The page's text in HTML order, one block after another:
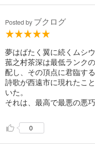
ムシウタ 14.
726円 (税込)
あらすじを表
ムシウタ 15.
Posted by ブクログ
夢はばたく翼に続くムシウ
菰之村茶深は最低ランク
配し、その頂点に君臨す
詩歌が西遠市に現れたこ
いた。
それは、最高で最悪の悪巧
0